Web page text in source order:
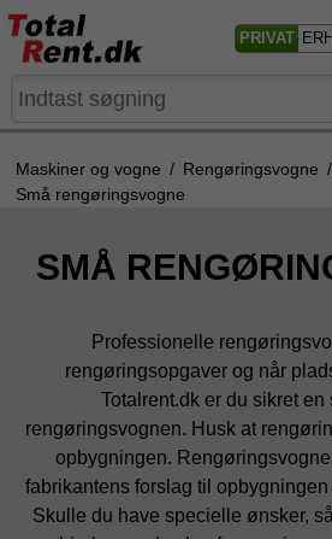
PRIVAT
Maskiner og vogne / Rengøringsvogne /
Små rengøringsvogne
SMÅ
Professionelle
rengøringsopgaver og når
Totalrent.dk er du sikret en
rengøringsvognen. Husk at
opbygningen.
fabrikantens forslag til
Skulle du have specielle ønsker,